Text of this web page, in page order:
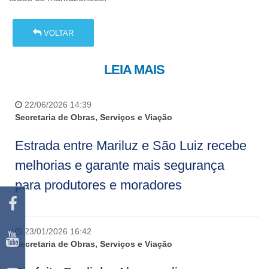
VOLTAR
LEIA MAIS
22/06/2026 14:39
Secretaria de Obras, Serviços e Viação
Estrada entre Mariluz e São Luiz recebe
melhorias e garante mais segurança
para produtores e moradores
23/01/2026 16:42
Secretaria de Obras, Serviços e Viação